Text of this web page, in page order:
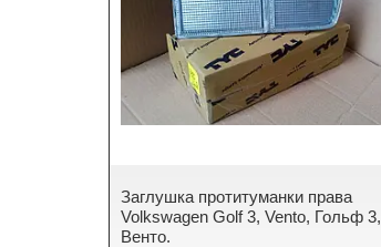
Заглушка протитуманки права
Volkswagen Golf 3, Vento, Гольф 3,
Венто.